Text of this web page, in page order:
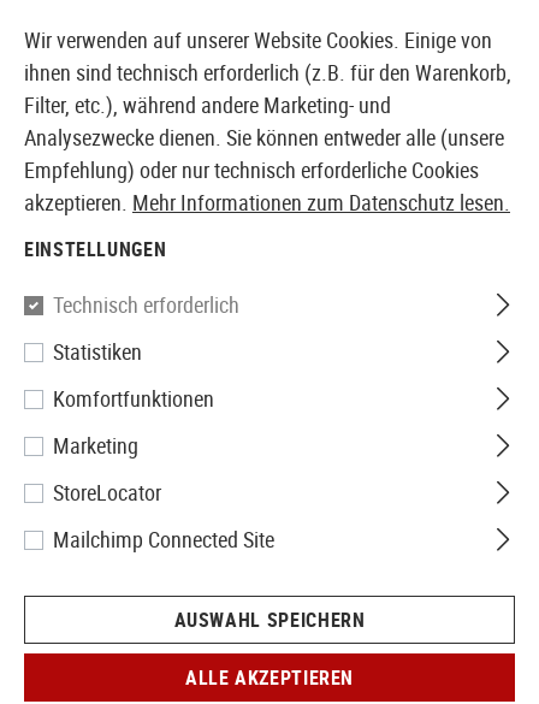
EUROPÄISCHER AIRSOFT SHOP & GROßHÄNDLER
Walther
P99 DAO Metal Version Co2
Wir verwenden auf unserer Website Cookies. Einige von
ihnen sind technisch erforderlich (z.B. für den Warenkorb,
Filter, etc.), während andere Marketing- und
Analysezwecke dienen. Sie können entweder alle (unsere
Empfehlung) oder nur technisch erforderliche Cookies
akzeptieren. Mehr Informationen zum Datenschutz lesen.
EINSTELLUNGEN
Technisch erforderlich
Statistiken
Komfortfunktionen
Marketing
StoreLocator
Mailchimp Connected Site
AUSWAHL SPEICHERN
ALLE AKZEPTIEREN